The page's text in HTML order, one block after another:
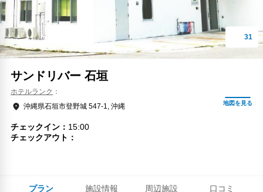
プラン 施設情報 周辺施設 口コミ
サンドリバー 石垣
ホテルランク
沖縄県石垣市登野城 547-1, 沖縄
チェックイン
15:00
チェックアウト